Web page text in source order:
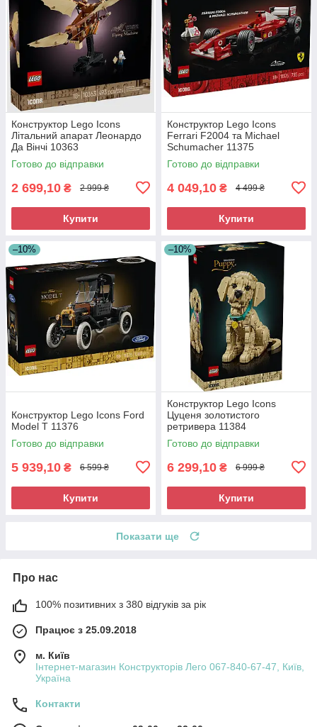
Конструктор Lego Icons
Літальний апарат Леонардо
Да Вінчі 10363
Готово до відправки
2 699,10 ₴ 2 999 ₴
Купити
Конструктор Lego Icons
Ferrari F2004 та Michael
Schumacher 11375
Готово до відправки
4 049,10 ₴ 4 499 ₴
Купити
–10%
Конструктор Lego Icons Ford
Model T 11376
Готово до відправки
5 939,10 ₴ 6 599 ₴
Купити
–10%
Конструктор Lego Icons
Цуценя золотистого
ретривера 11384
Готово до відправки
6 299,10 ₴ 6 999 ₴
Купити
Показати ще
Про нас
100% позитивних з 380 відгуків за рік
Працює з 25.09.2018
м. Київ
Інтернет-магазин Конструкторів Лего 067-840-67-47, Київ,
Україна
Контакти